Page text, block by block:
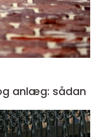
anlæg: sådan